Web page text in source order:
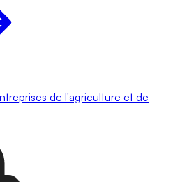
de l'agriculture et de